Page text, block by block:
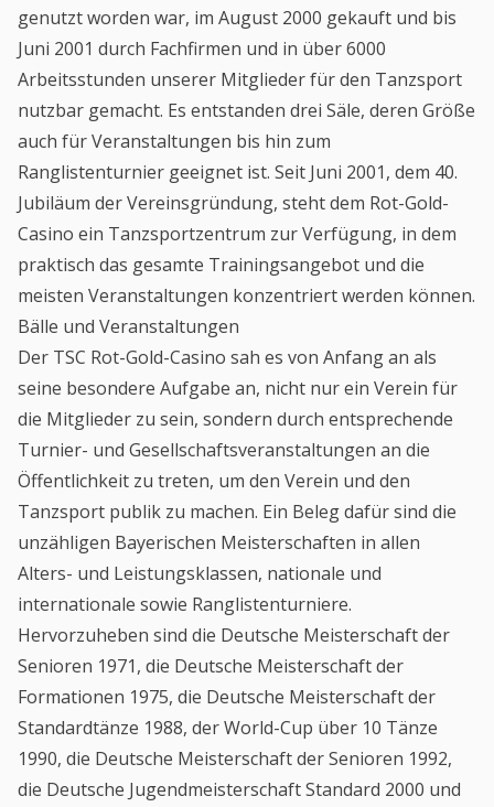
genutzt worden war, im August 2000 gekauft und bis
Juni 2001 durch Fachfirmen und in über 6000
Arbeitsstunden unserer Mitglieder für den Tanzsport
nutzbar gemacht. Es entstanden drei Säle, deren Größe
auch für Veranstaltungen bis hin zum
Ranglistenturnier geeignet ist. Seit Juni 2001, dem 40.
Jubiläum der Vereinsgründung, steht dem Rot-Gold-
Casino ein Tanzsportzentrum zur Verfügung, in dem
praktisch das gesamte Trainingsangebot und die
meisten Veranstaltungen konzentriert werden können.
Bälle und Veranstaltungen
Der TSC Rot-Gold-Casino sah es von Anfang an als
seine besondere Aufgabe an, nicht nur ein Verein für
die Mitglieder zu sein, sondern durch entsprechende
Turnier- und Gesellschaftsveranstaltungen an die
Öffentlichkeit zu treten, um den Verein und den
Tanzsport publik zu machen. Ein Beleg dafür sind die
unzähligen Bayerischen Meisterschaften in allen
Alters- und Leistungsklassen, nationale und
internationale sowie Ranglistenturniere.
Hervorzuheben sind die Deutsche Meisterschaft der
Senioren 1971, die Deutsche Meisterschaft der
Formationen 1975, die Deutsche Meisterschaft der
Standardtänze 1988, der World-Cup über 10 Tänze
1990, die Deutsche Meisterschaft der Senioren 1992,
die Deutsche Jugendmeisterschaft Standard 2000 und